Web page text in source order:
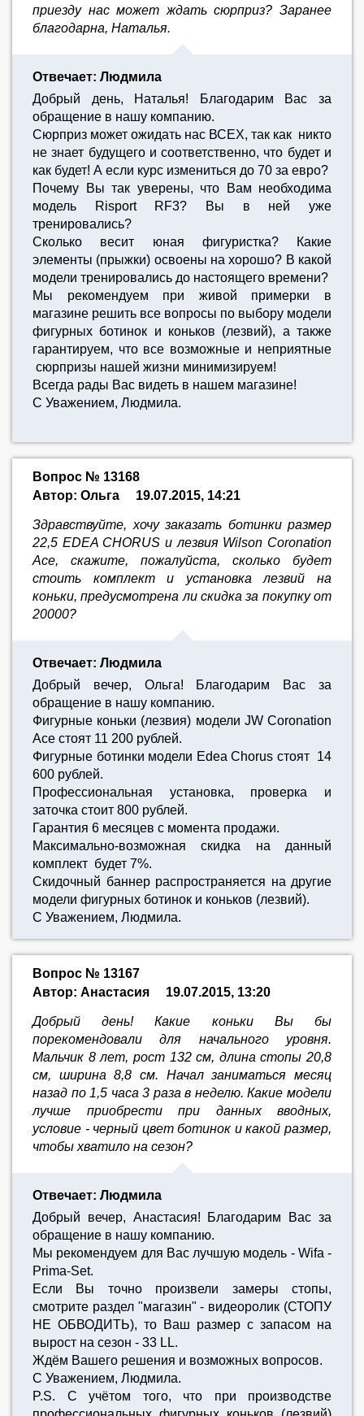
приезду нас может ждать сюрприз? Заранее
благодарна, Наталья.
Отвечает: Людмила
Добрый день, Наталья! Благодарим Вас за
обращение в нашу компанию.
Сюрприз может ожидать нас ВСЕХ, так как никто
не знает будущего и соответственно, что будет и
как будет! А если курс измениться до 70 за евро?
Почему Вы так уверены, что Вам необходима
модель Risport RF3? Вы в ней уже
тренировались?
Сколько весит юная фигуристка? Какие
элементы (прыжки) освоены на хорошо? В какой
модели тренировались до настоящего времени?
Мы рекомендуем при живой примерки в
магазине решить все вопросы по выбору модели
фигурных ботинок и коньков (лезвий), а также
гарантируем, что все возможные и неприятные
сюрпризы нашей жизни минимизируем!
Всегда рады Вас видеть в нашем магазине!
С Уважением, Людмила.
Вопрос № 13168
Автор: Ольга
19.07.2015, 14:21
Здравствуйте, хочу заказать ботинки размер
22,5 EDEA CHORUS и лезвия Wilson Coronation
Ace, скажите, пожалуйста, сколько будет
стоить комплект и установка лезвий на
коньки, предусмотрена ли скидка за покупку от
20000?
Отвечает: Людмила
Добрый вечер, Ольга! Благодарим Вас за
обращение в нашу компанию.
Фигурные коньки (лезвия) модели JW Coronation
Ace стоят 11 200 рублей.
Фигурные ботинки модели Edea Chorus стоят 14
600 рублей.
Профессиональная установка, проверка и
заточка стоит 800 рублей.
Гарантия 6 месяцев с момента продажи.
Максимально-возможная скидка на данный
комплект будет 7%.
Скидочный баннер распространяется на другие
модели фигурных ботинок и коньков (лезвий).
С Уважением, Людмила.
Вопрос № 13167
Автор: Анастасия
19.07.2015, 13:20
Добрый день! Какие коньки Вы бы
порекомендовали для начального уровня.
Мальчик 8 лет, рост 132 см, длина стопы 20,8
см, ширина 8,8 см. Начал заниматься месяц
назад по 1,5 часа 3 раза в неделю. Какие модели
лучше приобрести при данных вводных,
условие - черный цвет ботинок и какой размер,
чтобы хватило на сезон?
Отвечает: Людмила
Добрый вечер, Анастасия! Благодарим Вас за
обращение в нашу компанию.
Мы рекомендуем для Вас лучшую модель - Wifa -
Prima-Set.
Если Вы точно произвели замеры стопы,
смотрите раздел "магазин" - видеоролик (СТОПУ
НЕ ОБВОДИТЬ), то Ваш размер с запасом на
вырост на сезон - 33 LL.
Ждём Вашего решения и возможных вопросов.
С Уважением, Людмила.
P.S. C учётом того, что при производстве